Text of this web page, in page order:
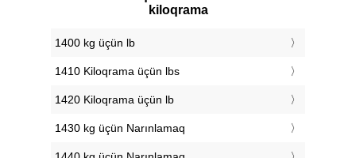
kiloqrama
1400 kg üçün lb
1410 Kiloqrama üçün lbs
1420 Kiloqrama üçün lb
1430 kg üçün Narınlamaq